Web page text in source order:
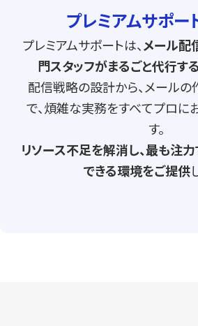
プレミアムサポー
プレミアムサポートは、メール配
門スタッフがまるごと代行す
配信戦略の設計から、メールの
で、煩雑な実務をすべてプロに
す。
リソース不足を解消し、最も注
できる環境をご提供